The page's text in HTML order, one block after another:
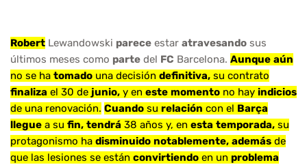
Robert Lewandowski parece estar atravesando sus
últimos meses como parte del FC Barcelona. Aunque aún
no se ha tomado una decisión definitiva, su contrato
finaliza el 30 de junio, y en este momento no hay indicios
de una renovación. Cuando su relación con el Barça
llegue a su fin, tendrá 38 años y, en esta temporada, su
protagonismo ha disminuido notablemente, además de
que las lesiones se están convirtiendo en un problema